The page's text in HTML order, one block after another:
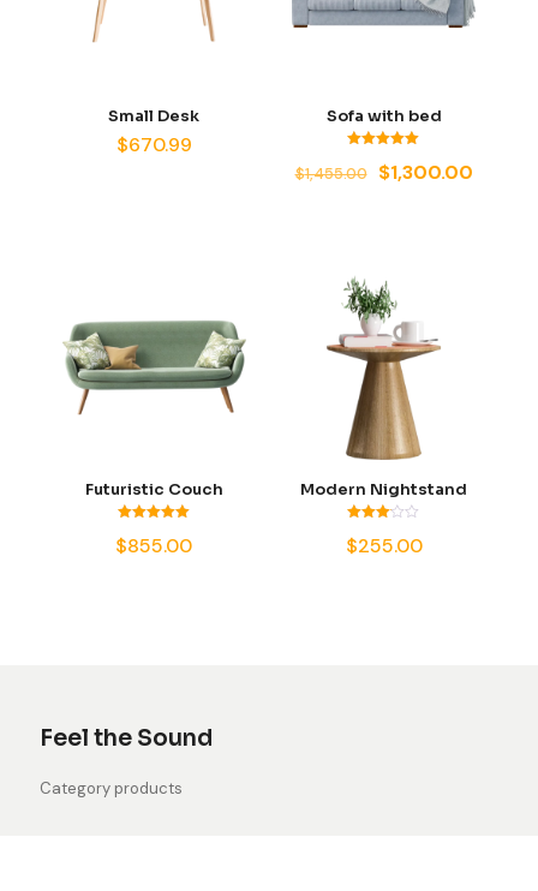
Small Desk
$670.99
Sofa with bed
con
5.00
$1,455.00
El
$1,455.00.
$1,300.00El
Futuristic Couch
con
5.00
$855.00
Modern Nightstand
con
3.00
$255.00
Feel the Sound
Category products